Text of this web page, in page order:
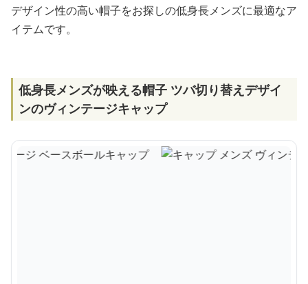
デザイン性の高い帽子をお探しの低身長メンズに最適なア
イテムです。
低身長メンズが映える帽子 ツバ切り替えデザイ
ンのヴィンテージキャップ